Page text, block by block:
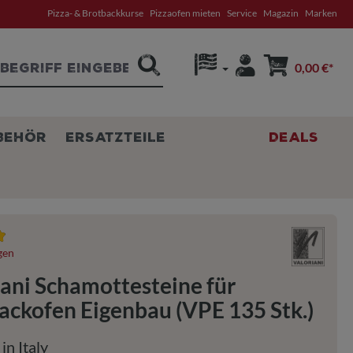
Pizza- & Brotbackkurse Pizzaofen mieten Service Magazin Marken
0,00 €*
ERSATZTEILE DEALS
Bewertung von 4.9 von 5 Sternen
Schamottesteine für
Eigenbau (VPE 135 Stk.)
Italy